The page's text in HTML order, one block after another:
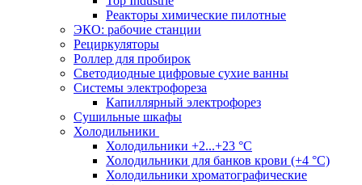
Реакторы химические пилотные
ЭКО: рабочие станции
Рециркуляторы
Роллер для пробирок
Светодиодные цифровые сухие ванны
Системы электрофореза
Капиллярный электрофорез
Сушильные шкафы
Холодильники
Холодильники +2...+23 °С
Холодильники для банков крови (+4 °С)
Холодильники хроматографические